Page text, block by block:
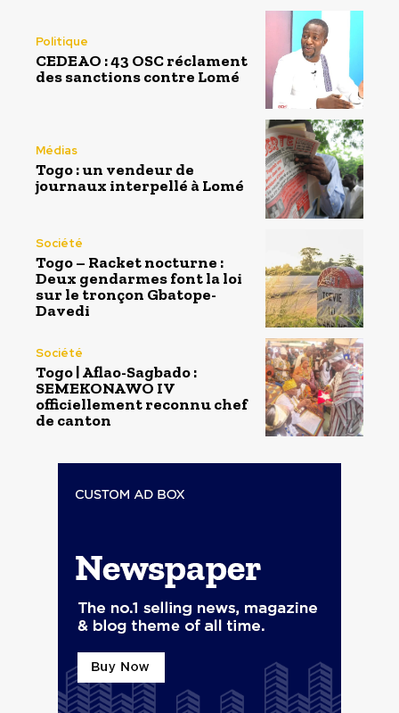
Politique
CEDEAO : 43 OSC réclament
des sanctions contre Lomé
Médias
Togo : un vendeur de
journaux interpellé à Lomé
Société
Togo – Racket nocturne :
Deux gendarmes font la loi
sur le tronçon Gbatope-
Davedi
Société
Togo | Aflao-Sagbado :
SEMEKONAWO IV
officiellement reconnu chef
de canton